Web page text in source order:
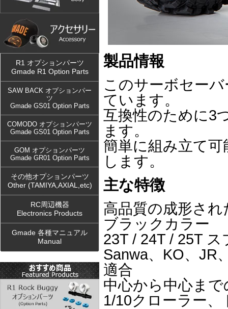
R1 オプションパーツ
Gmade R1 Option Parts
SAW BACK オプションパー
ツ
Gmade GS01 Option Parts
COMODO オプションパーツ
Gmade GS01 Option Parts
GOM オプションパーツ
Gmade GR01 Option Parts
その他オプションパーツ
Other (TAMIYA,AXIAL,etc)
RC周辺機器
Electronics Products
Gmade 各種マニュアル
Manual
製品情報
このサーボセー
ています。
互換性のために3
ます。
簡単に組み立て
します。
主な特徴
高品質の成形さ
ブラックカラー
23T / 24T / 25T
Sanwa、KO、JR
適合
中心から中心ま
1/10クローラー